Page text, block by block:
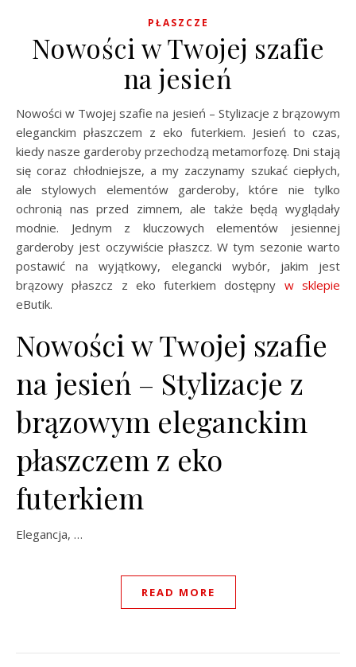
PŁASZCZE
Nowości w Twojej szafie
na jesień
Nowości w Twojej szafie na jesień – Stylizacje z brązowym
eleganckim płaszczem z eko futerkiem. Jesień to czas,
kiedy nasze garderoby przechodzą metamorfozę. Dni stają
się coraz chłodniejsze, a my zaczynamy szukać ciepłych,
ale stylowych elementów garderoby, które nie tylko
ochronią nas przed zimnem, ale także będą wyglądały
modnie. Jednym z kluczowych elementów jesiennej
garderoby jest oczywiście płaszcz. W tym sezonie warto
postawić na wyjątkowy, elegancki wybór, jakim jest
brązowy płaszcz z eko futerkiem dostępny w sklepie
eButik.
Nowości w Twojej szafie
na jesień – Stylizacje z
brązowym eleganckim
płaszczem z eko
futerkiem
Elegancja, …
READ MORE